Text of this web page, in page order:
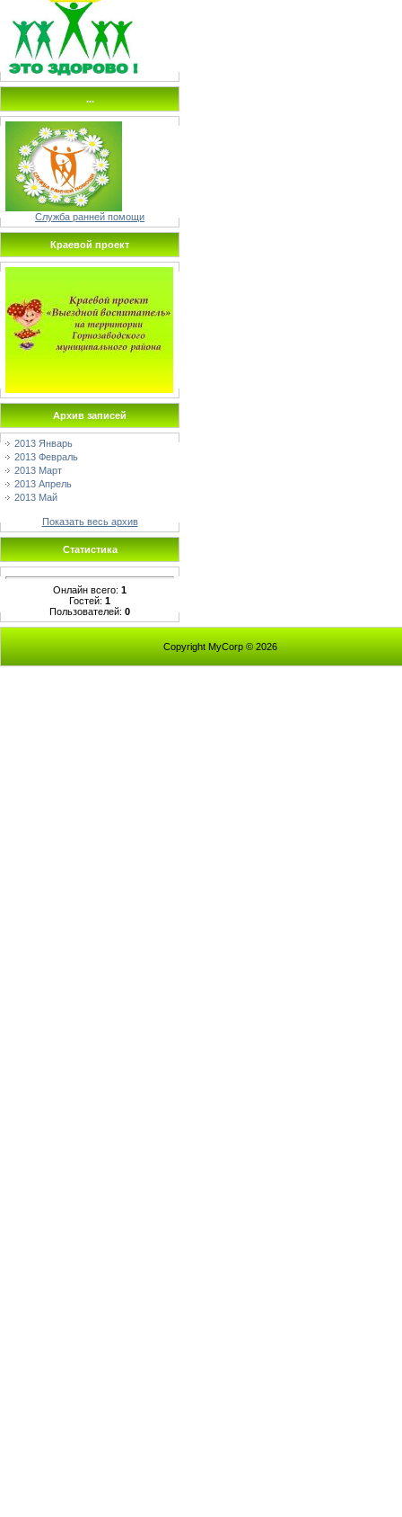
...
Служба ранней помощи
Краевой проект
Архив записей
2013 Январь
2013 Февраль
2013 Март
2013 Апрель
2013 Май
Показать весь архив
Статистика
Онлайн всего: 1
Гостей: 1
Пользователей: 0
Copyright MyCorp © 2026